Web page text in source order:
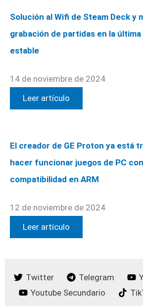
Solución al Wifi de Steam Deck y
grabación de partidas en la
estable
14 de noviembre de 2024
Leer artículo
El creador de GE Proton ya está
hacer funcionar juegos de PC
compatibilidad en ARM
12 de noviembre de 2024
Leer artículo
Twitter Telegram
Youtube Secundario